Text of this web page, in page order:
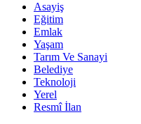
Asayiş
Eğitim
Emlak
Yaşam
Tarım Ve Sanayi
Belediye
Teknoloji
Yerel
Resmî İlan